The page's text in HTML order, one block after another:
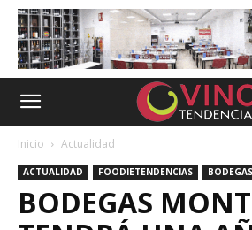
Inicio Actualidad
ACTUALIDAD FOODIETENDENCIAS BODEGAS
BODEGAS